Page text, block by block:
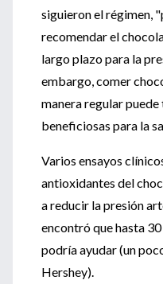
siguieron el régimen,
recomendar el
largo plazo para la
embargo, comer
manera regular
beneficiosas para la
Varios ensayos
antioxidantes del
a reducir la presión
encontró que hasta
podría ayudar (un
Hershey).